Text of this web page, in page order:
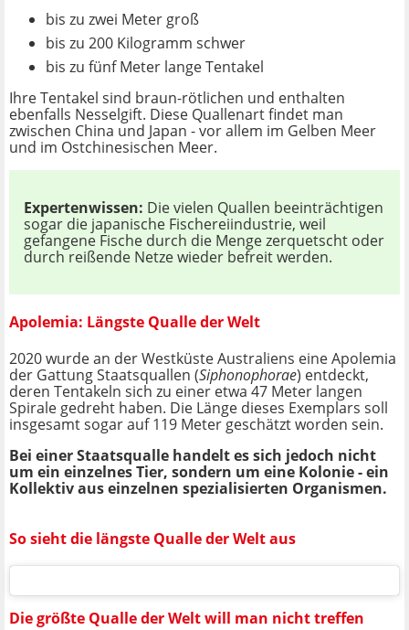
bis zu zwei Meter groß
bis zu 200 Kilogramm schwer
bis zu fünf Meter lange Tentakel
Ihre Tentakel sind braun-rötlichen und enthalten
ebenfalls Nesselgift. Diese Quallenart findet man
zwischen China und Japan - vor allem im Gelben Meer
und im Ostchinesischen Meer.
Expertenwissen: Die vielen Quallen beeinträchtigen
sogar die japanische Fischereiindustrie, weil
gefangene Fische durch die Menge zerquetscht oder
durch reißende Netze wieder befreit werden.
Apolemia: Längste Qualle der Welt
2020 wurde an der Westküste Australiens eine Apolemia
der Gattung Staatsquallen (Siphonophorae) entdeckt,
deren Tentakeln sich zu einer etwa 47 Meter langen
Spirale gedreht haben. Die Länge dieses Exemplars soll
insgesamt sogar auf 119 Meter geschätzt worden sein.
Bei einer Staatsqualle handelt es sich jedoch nicht
um ein einzelnes Tier, sondern um eine Kolonie - ein
Kollektiv aus einzelnen spezialisierten Organismen.
So sieht die längste Qualle der Welt aus
Die größte Qualle der Welt will man nicht treffen